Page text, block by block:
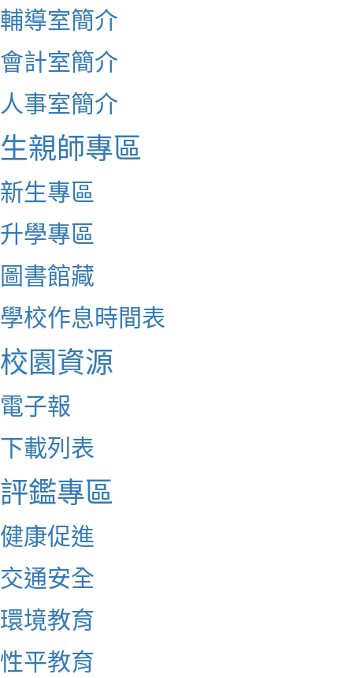
輔導室簡介
會計室簡介
人事室簡介
生親師專區
新生專區
升學專區
圖書館藏
學校作息時間表
校園資源
電子報
下載列表
評鑑專區
健康促進
交通安全
環境教育
性平教育